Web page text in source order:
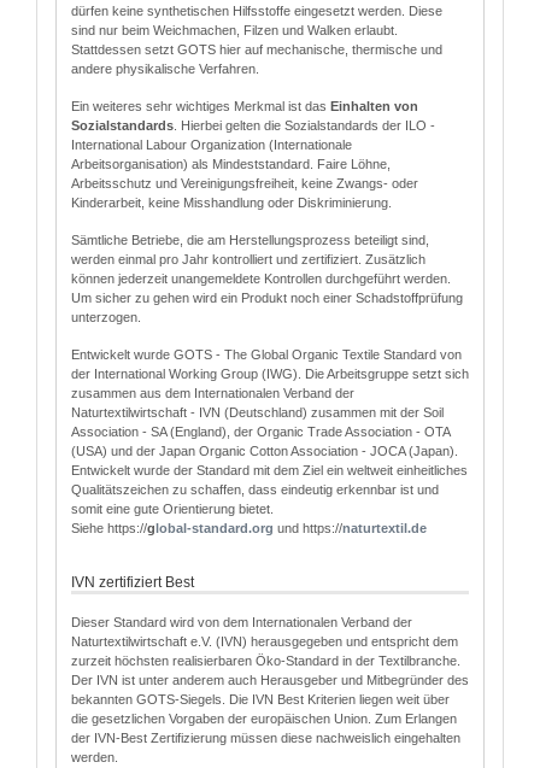
dürfen keine synthetischen Hilfsstoffe eingesetzt werden. Diese
sind nur beim Weichmachen, Filzen und Walken erlaubt.
Stattdessen setzt GOTS hier auf mechanische, thermische und
andere physikalische Verfahren.
Ein weiteres sehr wichtiges Merkmal ist das Einhalten von
Sozialstandards . Hierbei gelten die Sozialstandards der ILO -
International Labour Organization (Internationale
Arbeitsorganisation) als Mindeststandard. Faire Löhne,
Arbeitsschutz und Vereinigungsfreiheit, keine Zwangs- oder
Kinderarbeit, keine Misshandlung oder Diskriminierung.
Sämtliche Betriebe, die am Herstellungsprozess beteiligt sind,
werden einmal pro Jahr kontrolliert und zertifiziert. Zusätzlich
können jederzeit unangemeldete Kontrollen durchgeführt werden.
Um sicher zu gehen wird ein Produkt noch einer Schadstoffprüfung
unterzogen.
Entwickelt wurde GOTS - The Global Organic Textile Standard von
der International Working Group (IWG). Die Arbeitsgruppe setzt sich
zusammen aus dem Internationalen Verband der
Naturtextilwirtschaft - IVN (Deutschland) zusammen mit der Soil
Association - SA (England), der Organic Trade Association - OTA
(USA) und der Japan Organic Cotton Association - JOCA (Japan).
Entwickelt wurde der Standard mit dem Ziel ein weltweit einheitliches
Qualitätszeichen zu schaffen, dass eindeutig erkennbar ist und
somit eine gute Orientierung bietet.
Siehe https://global-standard.org und https://naturtextil.de
IVN zertifiziert Best
Dieser Standard wird von dem Internationalen Verband der
Naturtextilwirtschaft e.V. (IVN) herausgegeben und entspricht dem
zurzeit höchsten realisierbaren Öko-Standard in der Textilbranche.
Der IVN ist unter anderem auch Herausgeber und Mitbegründer des
bekannten GOTS-Siegels. Die IVN Best Kriterien liegen weit über
die gesetzlichen Vorgaben der europäischen Union. Zum Erlangen
der IVN-Best Zertifizierung müssen diese nachweislich eingehalten
werden.